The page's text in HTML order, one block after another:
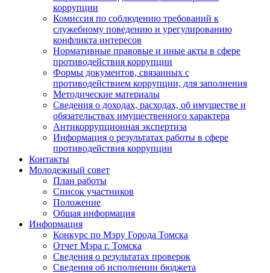
коррупции
Комиссия по соблюдению требований к
служебному поведению и урегулированию
конфликта интересов
Нормативные правовые и иные акты в сфере
противодействия коррупции
Формы документов, связанных с
противодействием коррупции, для заполнения
Методические материалы
Сведения о доходах, расходах, об имуществе и
обязательствах имущественного характера
Антикоррупционная экспертиза
Информация о результатах работы в сфере
противодействия коррупции
Контакты
Молодежный совет
План работы
Список участников
Положение
Общая информация
Информация
Конкурс по Мэру Города Томска
Отчет Мэра г. Томска
Сведения о результатах проверок
Сведения об исполнении бюджета